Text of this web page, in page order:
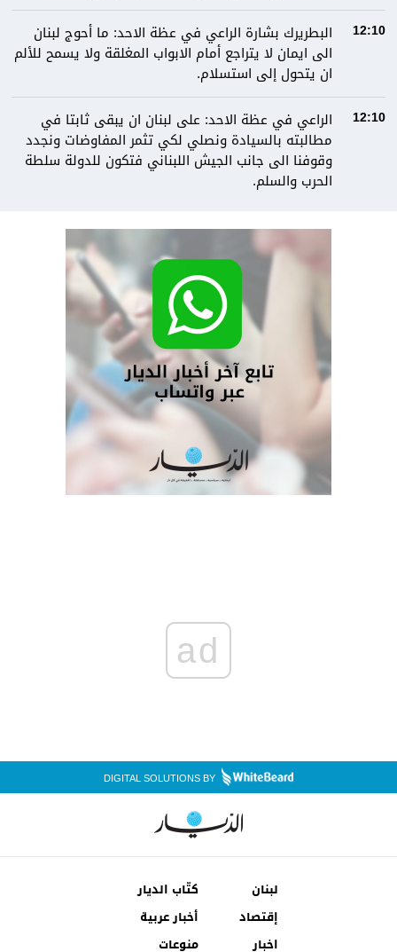
12:10
البطريرك بشارة الراعي في عظة الاحد: ما أحوج لبنان
الى ايمان لا يتراجع أمام الابواب المغلقة ولا يسمح للألم
ان يتحول إلى استسلام.
12:10
الراعي في عظة الاحد: على لبنان ان يبقى ثابتا في
مطالبته بالسيادة ونصلي لكي تثمر المفاوضات ونجدد
وقوفنا الى جانب الجيش اللبناني فتكون للدولة سلطة
الحرب والسلم.
ad
DIGITAL SOLUTIONS BY
لبنان
كتّاب الديار
إقتصاد
أخبار عربية
اخبار
منوعات